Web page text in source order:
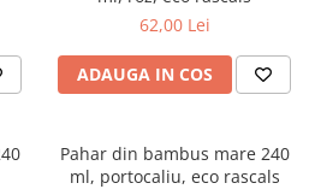
62,00 Lei
ADAUGA IN COS
Pahar din bambus mare 240
ml, portocaliu, eco rascals